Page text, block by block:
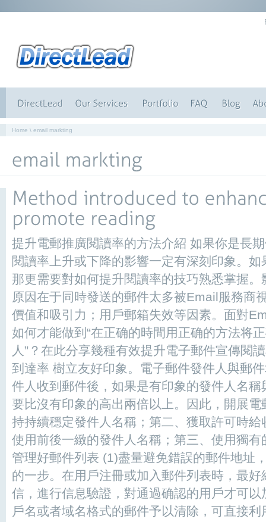
Home \ email markting
提升電郵推廣閱讀率的方法介紹 如果你是長
閱讀率上升或下降的影響一定有深刻印象。
那更需要對如何提升閱讀率的技巧熟悉掌握
原因在于同時發送的郵件太多被Email服務商
價值和吸引力；用戶郵箱失效等因素。面對
如何才能做到“在正确的時間用正确的方法将
人”？在此分享幾種有效提升電子郵件宣傳閱
到達率 樹立友好印象。電子郵件發件人與郵
件人收到郵件後，如果是有印象的發件人名
要比沒有印象的高出兩倍以上。因此，開展
持持續穩定發件人名稱；第二、獲取許可時
使用前後一緻的發件人名稱；第三、使用獨
管理好郵件列表 (1)盡量避免錯誤的郵件地址
的一步。在用戶注冊或加入郵件列表時，最
信，進行信息驗證，對通過确認的用戶才可
戶名或者域名格式的郵件予以清除，可直接